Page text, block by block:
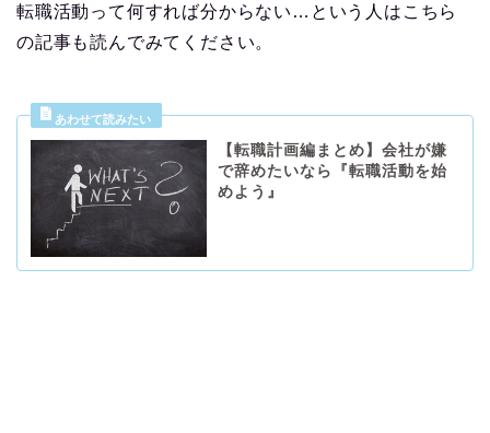
転職活動って何すれば分からない…という人はこちら
の記事も読んでみてください。
【転職計画編まとめ】会社が嫌
で辞めたいなら『転職活動を始
めよう』